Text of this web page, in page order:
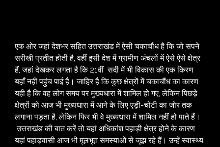
एक ओर जहां देशभर सहित उत्तराखंड में ऐसी चकाचौंध है कि जो सपने
सरीखी प्रतीत होती है, वहीं इसी देश में ग्रामीण अंचलों में ऐसे ऐसे क्षेत्र
हैं, जहां देखकर लगता है कि 21वीं सदी में भी विकास की एक किरण
यहाँ नहीं पहुंच पाई है। जाहिर है कि कुछ क्षेत्रों में चकाचौंध का कारण
यही है कि वह लोग समय पर मुख्यधारा में शामिल हो गए, लेकिन पिछड़े
क्षेत्रों को आज भी मुख्यधारा में आने के लिए एड़ी-चोटी का जोर तक
लगाना पड़ता है, लेकिन फिर भी वे मुख्यधारा में शामिल नहीं हो पाते हैं।
उत्तराखंड की बात करें तो यहां अधिकांश पहाड़ी क्षेत्र होने के कारण
यहां पहाड़वासी आज भी मूलभूत समस्याओं से जूझ रहे हैं। उन्हें स्वास्थ्य